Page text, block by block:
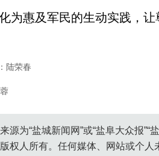
为惠及军民的生动实践，让
陆荣春
源为“盐城新闻网”或“盐阜大众报
权人所有。任何媒体、网站或个